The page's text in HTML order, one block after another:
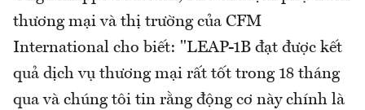
thương mại và thị trường của CFM
International cho biết: "LEAP-1B đạt được kết
quả dịch vụ thương mại rất tốt trong 18 tháng
qua và chúng tôi tin rằng động cơ này chính là